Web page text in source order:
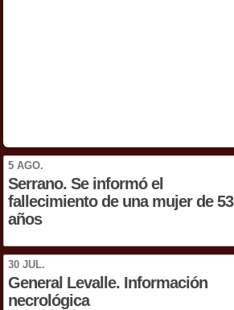
5 AGO.
Serrano. Se informó el
fallecimiento de una mujer de 53
años
30 JUL.
General Levalle. Información
necrológica